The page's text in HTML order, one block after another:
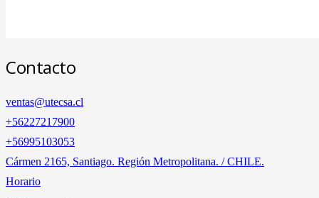
Contacto
ventas@utecsa.cl
+56227217900
‎+56995103053
Cármen 2165, Santiago. Región Metropolitana. / CHILE.
Horario